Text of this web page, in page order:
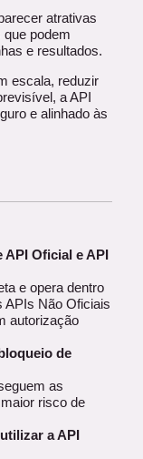
atrativas
podem
e resultados.
escala, reduzir
a API
e alinhado às
Oficial e API
e opera dentro
APIs Não Oficiais
autorização
de
as
risco de
a API